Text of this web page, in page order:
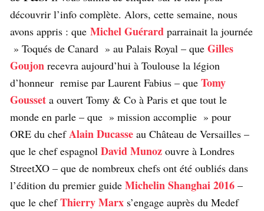
découvrir l’info complète. Alors, cette semaine, nous
avons appris : que Michel Guérard parrainait la journée
» Toqués de Canard » au Palais Royal – que Gilles
Goujon recevra aujourd’hui à Toulouse la légion
d’honneur remise par Laurent Fabius – que Tomy
Gousset a ouvert Tomy & Co à Paris et que tout le
monde en parle – que » mission accomplie » pour
ORE du chefAlain Ducasse au Château de Versailles –
que le chef espagnol David Munoz ouvre à Londres
StreetXO – que de nombreux chefs ont été oubliés dans
l’édition du premier guide Michelin Shanghai 2016 –
que le chefThierry Marx s’engage auprès du Medef